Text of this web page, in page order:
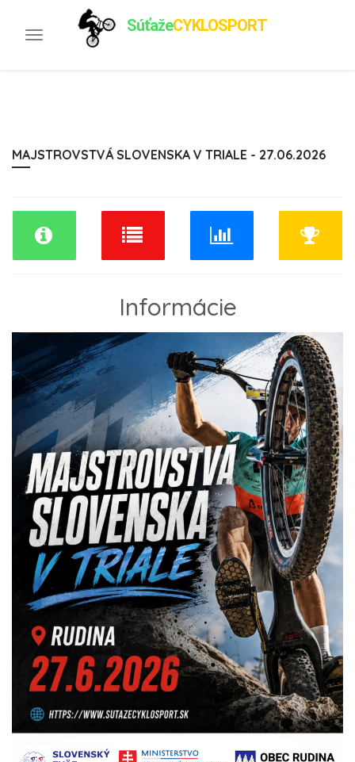
Toggle
SúťažeCYKLOSPORT
MAJSTROVSTVÁ SLOVENSKA V TRIALE - 27.06.2026
Informácie